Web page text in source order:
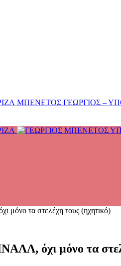
ΜΠΕΝΕΤΟΣ ΓΕΩΡΓΙΟΣ –
τα στελέχη τους (ηχητικό)
όχι μόνο τα